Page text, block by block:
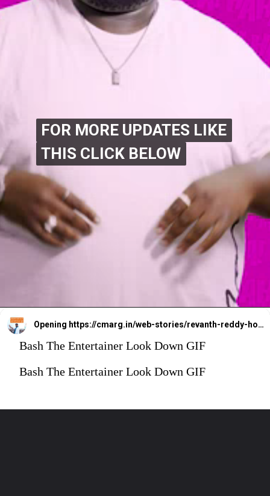
FOR MORE UPDATES LIKE
THIS CLICK BELOW
FOR MORE UPDATES LIKE
Opening https://cmarg.in/web-stories/revanth-reddy-house-telangana-cm-has-bought-his-house-by-taking-loan-from-the-bank
Bash The Entertainer Look Down GIF
Bash The Entertainer Look Down GIF